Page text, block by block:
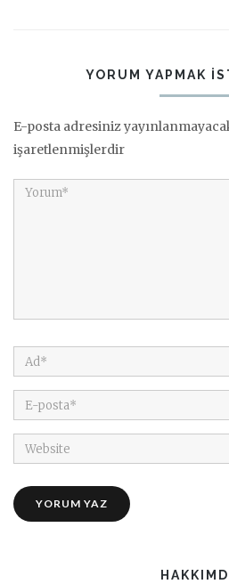
YORUM YAPMAK
E-posta adresiniz
işaretlenmişlerdir